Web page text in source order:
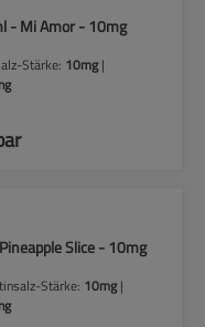
- Mi Amor - 10mg
Stärke: 10mg|
Slice - 10mg
Stärke: 10mg|